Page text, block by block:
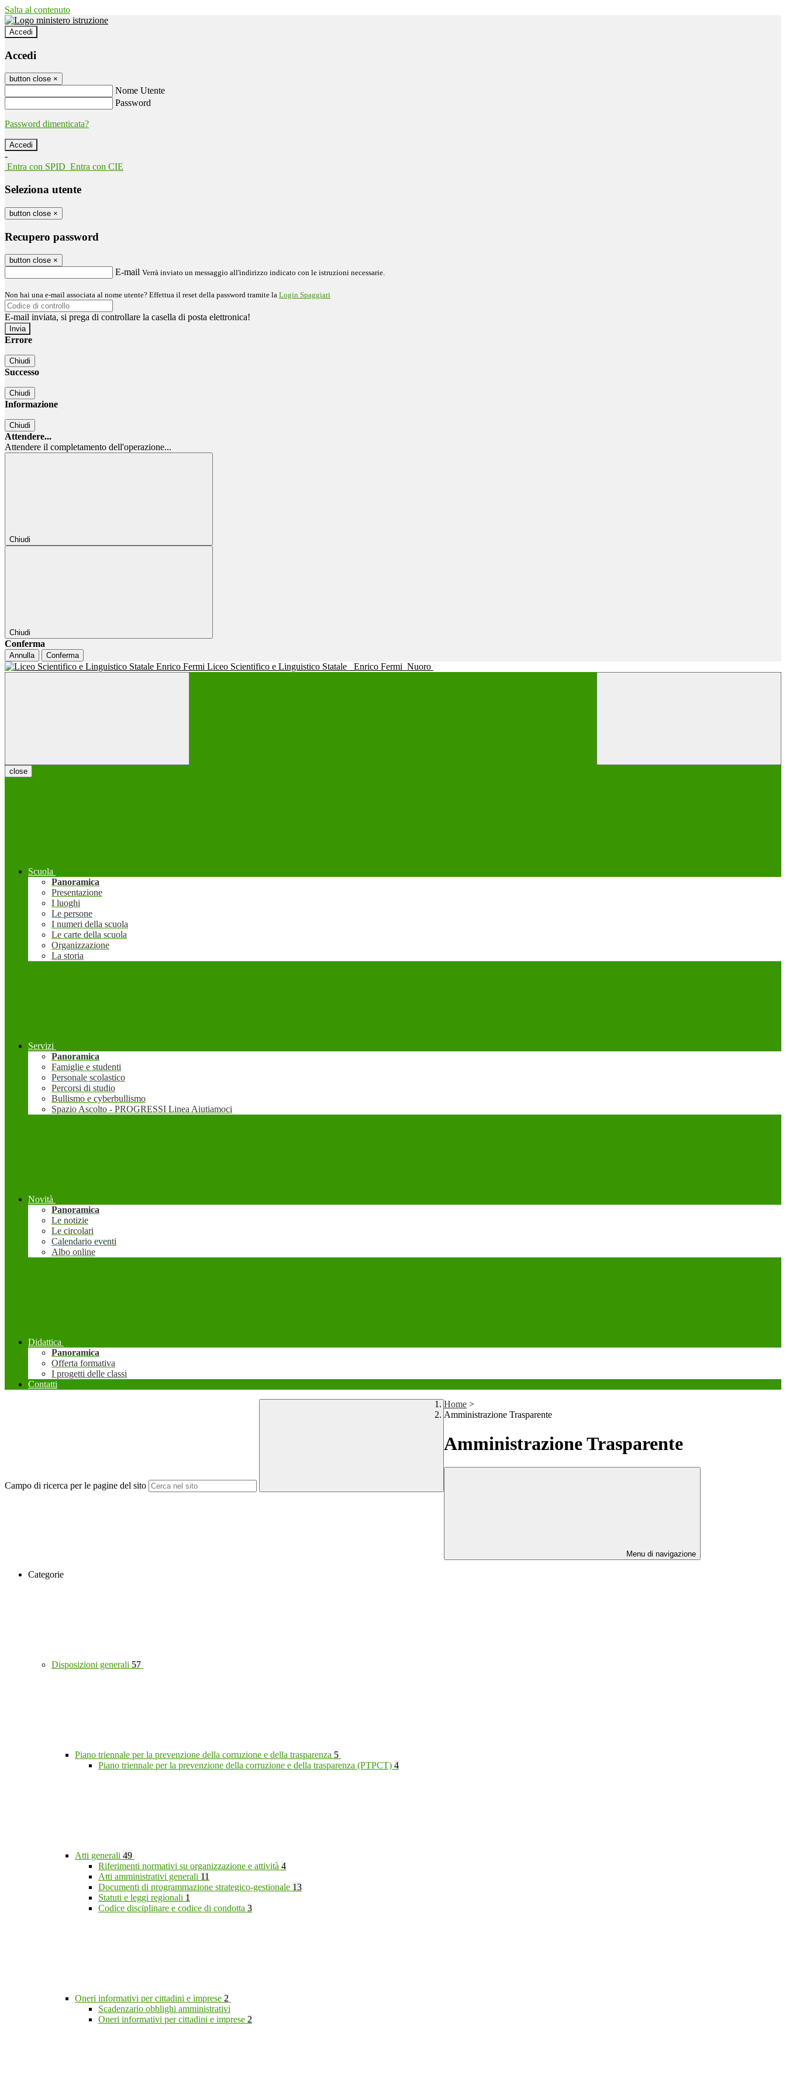
Salta al contenuto
Accedi
Accedi
button close ×
Nome Utente
Password
Password dimenticata?
-
Entra con SPID Entra con CIE
Seleziona utente
button close ×
Recupero password
button close ×
E-mail Verrà inviato un messaggio all'indirizzo indicato con le istruzioni necessarie.
Non hai una e-mail associata al nome utente? Effettua il reset della password tramite la Login Spaggiari
E-mail inviata, si prega di controllare la casella di posta elettronica!
Errore
Chiudi
Successo
Chiudi
Informazione
Chiudi
Attendere...
Attendere il completamento dell'operazione...
Chiudi
Chiudi
Conferma
Annulla Conferma
Liceo Scientifico e Linguistico Statale Enrico Fermi Nuoro
close
Scuola
Panoramica
Presentazione
I luoghi
Le persone
I numeri della scuola
Le carte della scuola
Organizzazione
La storia
Servizi
Panoramica
Famiglie e studenti
Personale scolastico
Percorsi di studio
Bullismo e cyberbullismo
Spazio Ascolto - PROGRESSI Linea Aiutiamoci
Novità
Panoramica
Le notizie
Le circolari
Calendario eventi
Albo online
Didattica
Panoramica
Offerta formativa
I progetti delle classi
Contatti
Campo di ricerca per le pagine del sito
Home >
Amministrazione Trasparente
Amministrazione Trasparente
Menu di navigazione
Categorie
Disposizioni generali 57
Piano triennale per la prevenzione della corruzione e della trasparenza 5
Piano triennale per la prevenzione della corruzione e della trasparenza (PTPCT) 4
Atti generali 49
Riferimenti normativi su organizzazione e attività 4
Atti amministrativi generali 11
Documenti di programmazione strategico-gestionale 13
Statuti e leggi regionali 1
Codice disciplinare e codice di condotta 3
Oneri informativi per cittadini e imprese 2
Scadenzario obblighi amministrativi
Oneri informativi per cittadini e imprese 2